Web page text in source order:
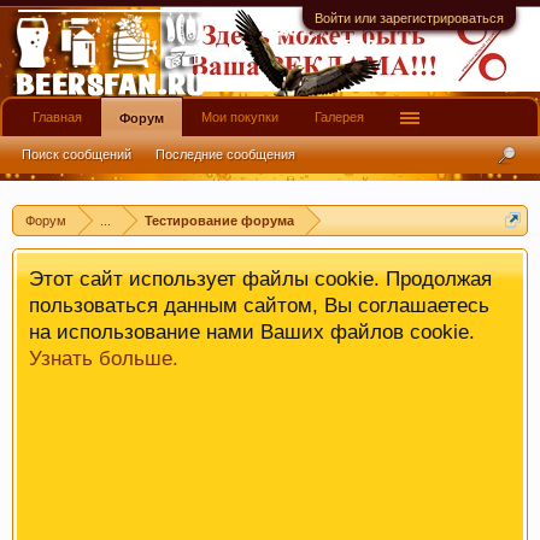
Войти или зарегистрироваться
Форум Тестирование форума
имеют информационной ценности! СПАСИБО
Этот сайт использует файлы cookie. Продолжая
пользоваться данным сайтом, Вы соглашаетесь
на использование нами Ваших файлов cookie.
Узнать больше.
Главная Форум
Поиск сообщений Последние сообщения
Мои покупки Галерея